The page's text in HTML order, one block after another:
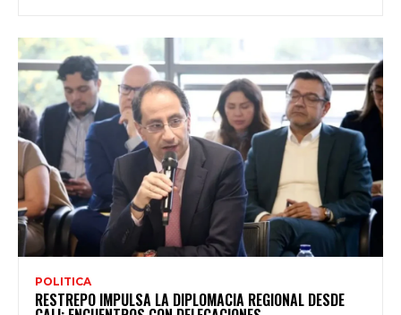
POLITICA
RESTREPO IMPULSA LA DIPLOMACIA REGIONAL DESDE